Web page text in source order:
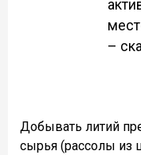
–
Добывать литий
сырья (рассолы из